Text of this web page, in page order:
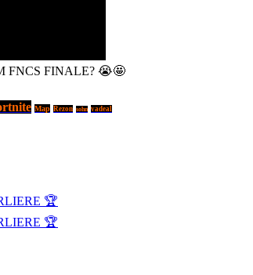
FNCS FINALE? 😭🤩
Map Rezon sohn vadeal
🏆
🏆